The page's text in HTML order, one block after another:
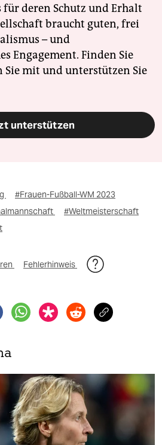
für deren Schutz und Erhalt
braucht guten, frei
– und
Engagement. Finden Sie
Sie mit und unterstützen Sie
unterstützen
#Frauen-Fußball-WM 2023
#Weltmeisterschaft
Fehlerhinweis